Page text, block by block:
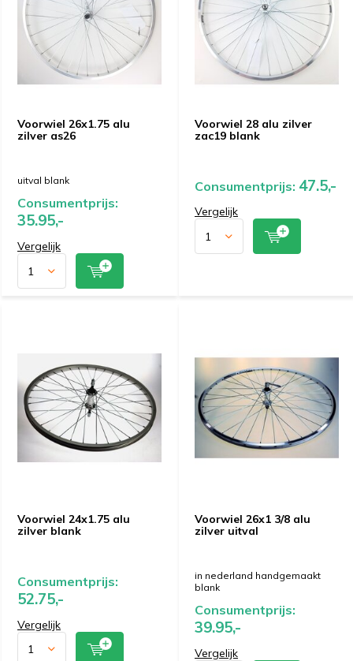
Voorwiel 26x1.75 alu
zilver as26
uitval blank
Consumentprijs:
35.95,-
Vergelijk
Voorwiel 28 alu zilver
zac19 blank
Consumentprijs: 47.5,-
Vergelijk
Voorwiel 24x1.75 alu
zilver blank
Consumentprijs:
52.75,-
Vergelijk
Voorwiel 26x1 3/8 alu
zilver uitval
in nederland handgemaakt
blank
Consumentprijs:
39.95,-
Vergelijk